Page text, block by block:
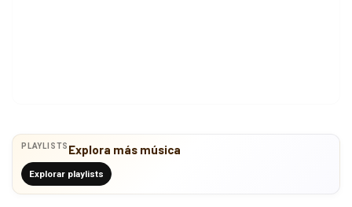
PLAYLISTS Explora más música
Explorar playlists